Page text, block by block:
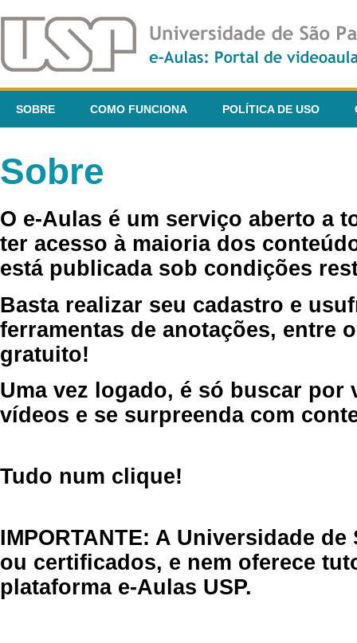
SOBRE COMO FUNCIONA POLÍTICA DE USO
Sobre
O e-Aulas é um serviço aberto a
ter acesso à maioria dos
está publicada sob condições
Basta realizar seu cadastro e
ferramentas de anotações, entre
gratuito!
Uma vez logado, é só buscar por
vídeos e se surpreenda com
Tudo num clique!
IMPORTANTE: A Universidade
ou certificados, e nem oferece
plataforma e-Aulas USP.